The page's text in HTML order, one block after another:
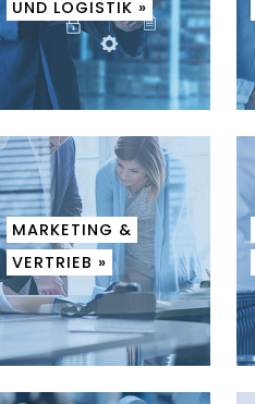
UND LOGISTIK »
MARKETING &
VERTRIEB »